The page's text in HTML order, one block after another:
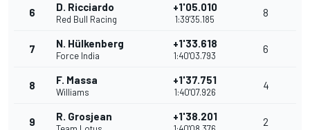
6 D. Ricciardo
Red Bull Racing
+1'05.010
1:39'35.185
8
7 N. Hülkenberg
Force India
+1'33.618
1:40'03.793
6
8 F. Massa
Williams
+1'37.751
1:40'07.926
4
9 R. Grosjean +1'38.201 2